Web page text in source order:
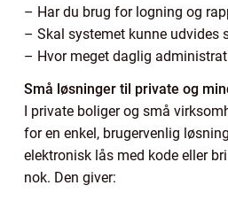
– Har du brug for logning og
– Skal systemet kunne udvides
– Hvor meget daglig
Små løsninger til private og
I private boliger og små
for en enkel, brugervenlig
elektronisk lås med kode eller
nok. Den giver: